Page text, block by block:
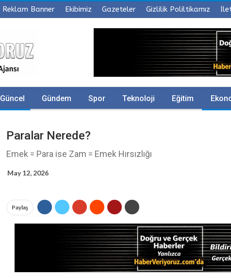
Reklam Banner Ekibimiz Gazeteler Gizlilik Poliltikamız
Güncel Gündem Spor Teknoloji Eğitim
Paralar Nerede?
Emek = Para ise Zam = Emek Hırsızlığı
May 12, 2026
Paylaş